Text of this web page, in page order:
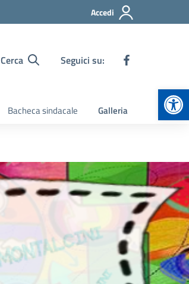
Accedi
Cerca Seguici su:
Bacheca sindacale Galleria